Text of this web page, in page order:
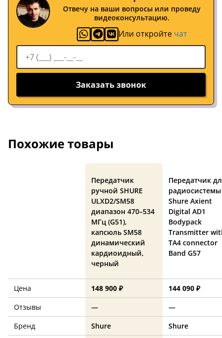
Отвечу на ваши вопросы или проведу
видеоконсультацию.
Или откройте чат
Заказать звонок
Похожие товары
Передатчик
ручной SHURE
ULXD2/SM58
диапазон 470–534
МГц (G51),
капсюль SM58
динамический
кардиоидный,
черный
Передатчик
радиосистемы
Shure Axient
Digital AD1
Bodypack
Transmitter
TA4 connector
Band G57
Цена 148 900 ₽
144 090 ₽
Отзывы
—
—
Бренд
Shure
Shure